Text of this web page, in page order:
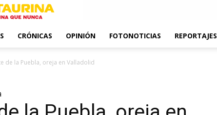
CRÓNICAS OPINIÓN FOTONOTICIAS REPORTAJES
de la Puebla, oreja en Valladolid